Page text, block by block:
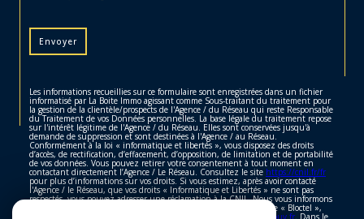
Envoyer
Les informations recueillies sur ce formulaire sont enregistrées dans un fichier
informatisé par La Boite Immo agissant comme Sous-traitant du traitement pour
la gestion de la clientèle/prospects de l'Agence / du Réseau qui reste Responsable
du Traitement de vos Données personnelles. La base légale du traitement repose
sur l'intérêt légitime de l'Agence / du Réseau. Elles sont conservées jusqu'à
demande de suppression et sont destinées à l'Agence / au Réseau.
Conformément à la loi « informatique et libertés », vous disposez des droits
d’accès, de rectification, d’effacement, d’opposition, de limitation et de portabilité
de vos données. Vous pouvez retirer votre consentement à tout moment en
contactant directement l’Agence / Le Réseau. Consultez le site https://cnil.fr/fr
pour plus d’informations sur vos droits. Si vous estimez, après avoir contacté
l'Agence / le Réseau, que vos droits « Informatique et Libertés » ne sont pas
respectés, vous pouvez adresser une réclamation à la CNIL. Nous vous informons
de l’existence de la liste d'opposition au démarchage téléphonique « Bloctel »,
https://www.bloctel.gouv.fr . Dans le